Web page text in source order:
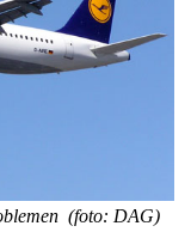
(foto: DAG)